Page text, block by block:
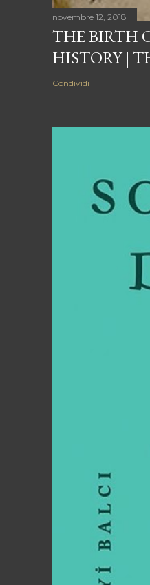
novembre 12, 2018
THE BIRTH
HISTORY |
Condividi